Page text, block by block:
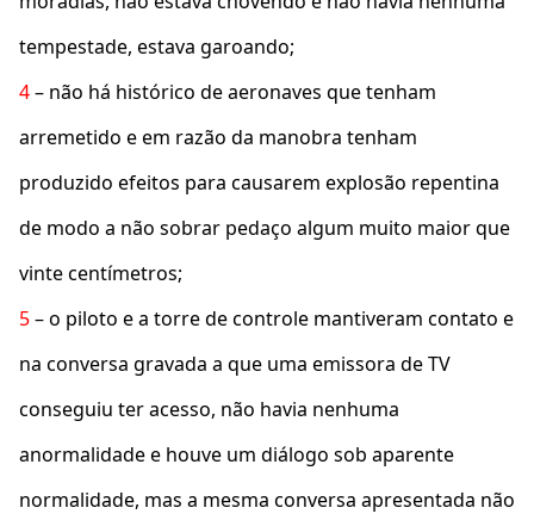
tempestade, estava garoando;
4– não há histórico de aeronaves que tenham
arremetido e em razão da manobra tenham
produzido efeitos para causarem explosão repentina
de modo a não sobrar pedaço algum muito maior que
vinte centímetros;
5– o piloto e a torre de controle mantiveram contato e
na conversa gravada a que uma emissora de TV
conseguiu ter acesso, não havia nenhuma
anormalidade e houve um diálogo sob aparente
normalidade, mas a mesma conversa apresentada não